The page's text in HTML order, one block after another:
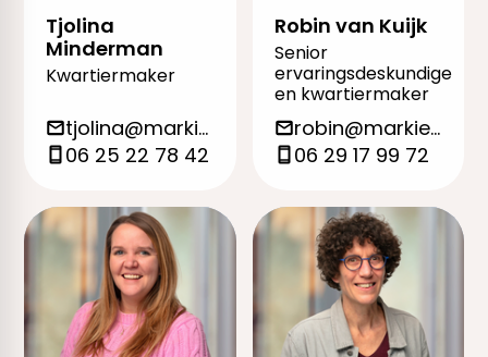
Tjolina
Minderman
Kwartiermaker
tjolina@markieza.org
06 25 22 78 42
Robin van Kuijk
Senior
ervaringsdeskundige
en kwartiermaker
robin@markieza.org
06 29 17 99 72